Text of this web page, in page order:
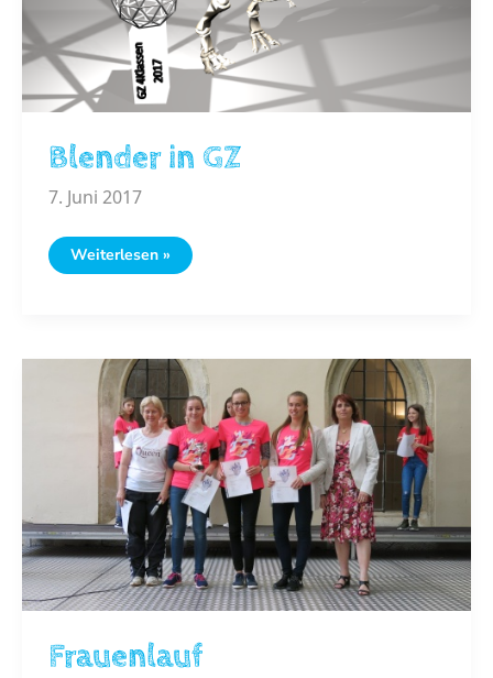
Blender in GZ
7. Juni 2017
Blender
in
Weiterlesen »
Frauenlauf